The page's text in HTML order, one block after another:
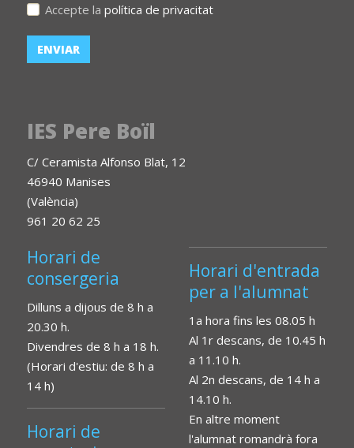
Accepte la política de privacitat
IES Pere Boïl
C/ Ceramista Alfonso Blat, 12
46940 Manises
(València)
961 20 62 25
Horari de
consergeria
Dilluns a dijous de 8 h a
20.30 h.
Divendres de 8 h a 18 h.
(Horari d'estiu: de 8 h a
14 h)
Horari de
Horari d'entrada
per a l'alumnat
1a hora fins les 08.05 h
Al 1r descans, de 10.45 h
a 11.10 h.
Al 2n descans, de 14 h a
14.10 h.
En altre moment
l'alumnat romandrà fora